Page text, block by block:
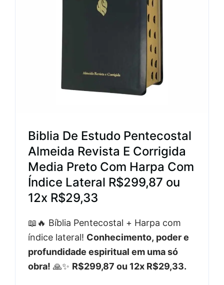
Biblia De Estudo Pentecostal
Almeida Revista E Corrigida
Media Preto Com Harpa Com
Índice Lateral R$299,87 ou
12x R$29,33
📖🔥 Bíblia Pentecostal + Harpa com
índice lateral! Conhecimento, poder e
profundidade espiritual em uma só
obra! 🙏✨ R$299,87 ou 12x R$29,33.